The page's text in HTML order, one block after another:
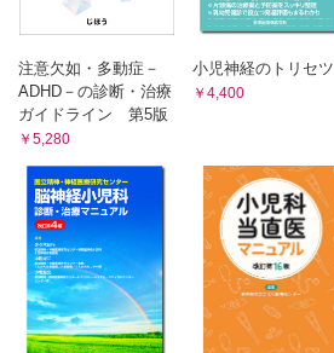
1 PARS項目と評定 （橋本俊顕）
索引
注意欠如・多動症－
ADHD－の診断・治療
ガイドライン 第5版
￥5,280
小児神経のトリセツ
￥4,400